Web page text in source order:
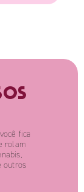
fica
rolam
outros